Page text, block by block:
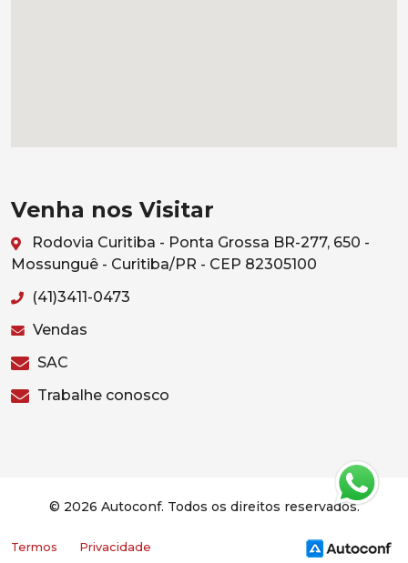
Venha nos Visitar
Rodovia Curitiba - Ponta Grossa BR-277, 650 -
Mossunguê - Curitiba/PR - CEP 82305100
(41)3411-0473
Vendas
SAC
Trabalhe conosco
© 2026 Autoconf. Todos os direitos reservados.
Termos Privacidade